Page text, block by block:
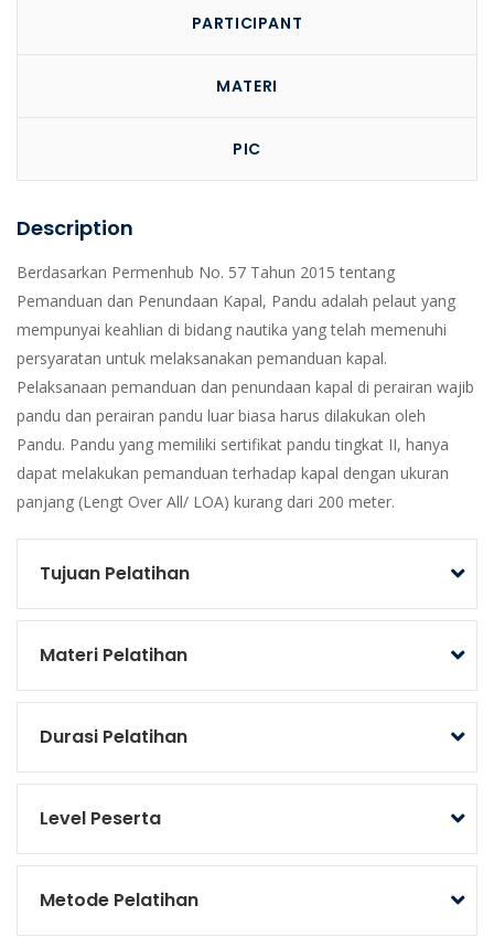
PARTICIPANT
MATERI
PIC
Description
Berdasarkan Permenhub No. 57 Tahun 2015 tentang
Pemanduan dan Penundaan Kapal, Pandu adalah pelaut yang
mempunyai keahlian di bidang nautika yang telah memenuhi
persyaratan untuk melaksanakan pemanduan kapal.
Pelaksanaan pemanduan dan penundaan kapal di perairan wajib
pandu dan perairan pandu luar biasa harus dilakukan oleh
Pandu. Pandu yang memiliki sertifikat pandu tingkat II, hanya
dapat melakukan pemanduan terhadap kapal dengan ukuran
panjang (Lengt Over All/ LOA) kurang dari 200 meter.
Tujuan Pelatihan
Materi Pelatihan
Durasi Pelatihan
Level Peserta
Metode Pelatihan